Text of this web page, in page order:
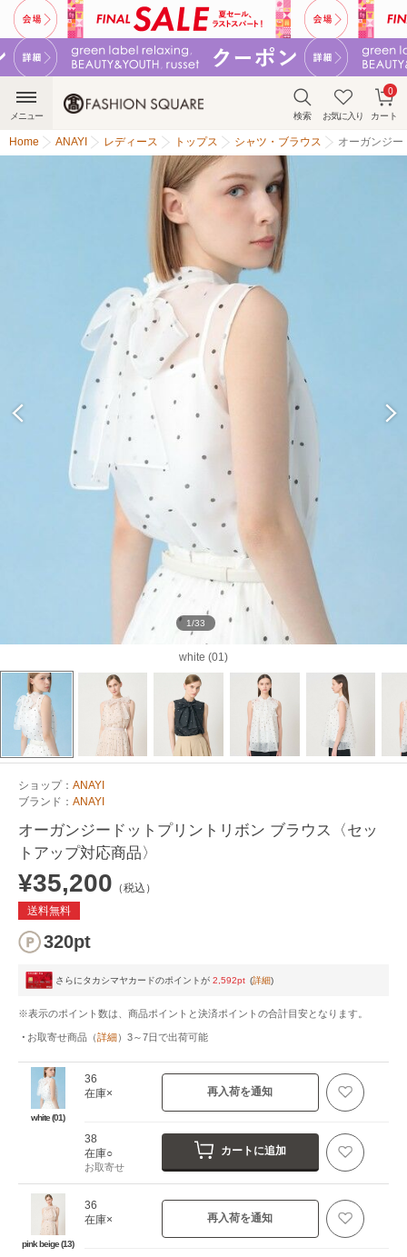
検索 お気に入り カート
0
メニュー
Home ANAYI レディース トップス シャツ・ブラウス オーガンジ
white (01)
1/33
ショップ： ANAYI
ブランド： ANAYI
オーガンジードットプリントリボン ブラウス〈セッ
トアップ対応商品〉
¥35,200 （税込）
送料無料
320pt
さらにタカシマヤカードのポイントが 2,592pt (詳細)
※表示のポイント数は、商品ポイントと決済ポイントの合計目安となります。
お取寄せ商品 （詳細） 3～7日で出荷可能
white (01)
36
在庫×
再入荷を通知
38
在庫○
お取寄せ
カートに追加
pink beige (13)
36
在庫×
再入荷を通知